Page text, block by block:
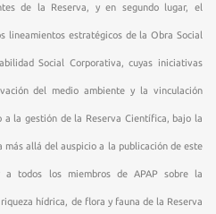
de la Reserva, y en segundo lugar, el
lineamientos estratégicos de la Obra Social
Social Corporativa, cuyas iniciativas
del medio ambiente y la vinculación
a la gestión de la Reserva Científica, bajo la
allá del auspicio a la publicación de este
a todos los miembros de APAP sobre la
hídrica, de flora y fauna de la Reserva